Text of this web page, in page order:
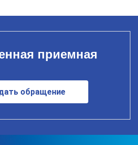
приемная
обращение